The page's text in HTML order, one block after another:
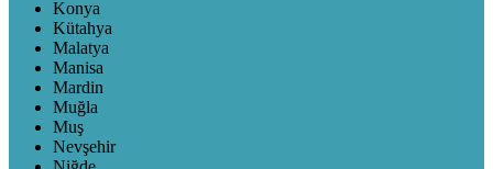
Konya
Kütahya
Malatya
Manisa
Mardin
Muğla
Muş
Nevşehir